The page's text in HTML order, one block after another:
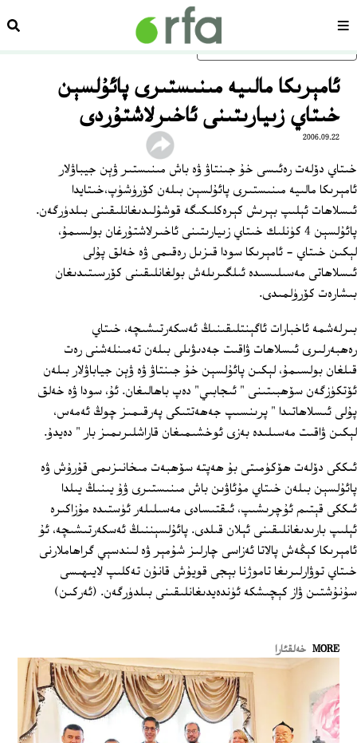
ئاساسلىق مەزمۇنغا ئاتلاڭسەھىپە
ئامېرىكا مالىيە مىنىستىرى پائۇلسېن
خىتاي زىيارىتىنى ئاخىرلاشتۇردى
2006.09.22
خىتاي دۆلەت رەئىسى خۇ جىنتاۋ ۋە باش مىنىستىر ۋېن جيباۋلار
ئامېرىكا مالىيە مىنىستىرى پائۇلسېن بىلەن كۆرۈشۈپ،خىتايدا
ئىسلاھات ئېلىپ بېرىش كېرەكلىكىگە قوشۇلىدىغانلىقىنى بىلدۈرگەن.
پائۇلسېن 4 كۈنلىك خىتاي زىيارىتىنى ئاخىرلاشتۇرغان بولسىمۇ،
لېكىن خىتاي - ئامېرىكا سودا قىزىل رەقىمى ۋە خەلق پۇلى
ئىسلاھاتى مەسىلىسىدە ئىلگىرىلەش بولغانلىقىنى كۆرسىتىدىغان
بىشارەت كۆرۈلمىدى.
بىرلەشمە ئاخبارات ئاگېنتلىقىنىڭ ئەسكەرتىشىچە، خىتاي
رەھبەرلىرى ئىسلاھات ۋاقىت جەدىۋىلى بىلەن تەمىنلەشنى رەت
قىلغان بولسىمۇ، لېكىن پائۇلسېن خۇ جىنتاۋ ۋە ۋېن جياباۋلار بىلەن
ئۆتكۈزگەن سۆھبىتىنى " ئىجابىي" دەپ باھالىغان. ئۇ، سودا ۋە خەلق
پۇلى ئىسلاھاتىدا " پرىنسىپ جەھەتتىكى پەرقىمىز چوڭ ئەمەس،
لېكىن ۋاقىت مەسىلىدە بەزى ئوخشىمىغان قاراشلىرىمىز بار " دەيدۇ.
ئىككى دۆلەت ھۆكۈمىتى بۇ ھەپتە سۆھبەت مىخانىزىمى قۇرۇش ۋە
پائۇلسېن بىلەن خىتاي مۇئاۋىن باش مىنىستىرى ۋۇ يىنىڭ يىلدا
ئىككى قېتىم ئۇچرىشىپ، ئىقتىسادى مەسىلىلەر ئۈستىدە مۇزاكىرە
ئېلىپ بارىدىغانلىقىنى ئېلان قىلدى. پائۇلسېننىڭ ئەسكەرتىشىچە، ئۇ
ئامېرىكا كېڭەش پالاتا ئەزاسى چارلىز شۇمېر ۋە لىندسېي گراھاملارنى
خىتاي توۋارلىرىغا تاموژنا بېجى قويۇش قانۇن تەكلىپ لايىھىسى
سۇنۇشتىن ۋاز كېچىشكە ئۈندەيدىغانلىقىنى بىلدۈرگەن. (ئەركىن)
MORE خەلقئارا